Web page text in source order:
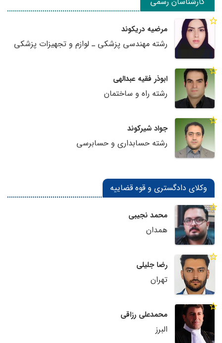
مرضیه دریکوند
رشته مهندسی پزشکی ـ لوازم و تجهیزات پزشکی
ابوذر فقیه عبدالهی
رشته راه و ساختمان
جواد شیرکوند
رشته حسابداری و حسابرسی
وکلای دادگستری و قوه قضاییه
محمد نجیبی
همدان
رضا جلیلی
تهران
محمدعلی رزاقی
البرز